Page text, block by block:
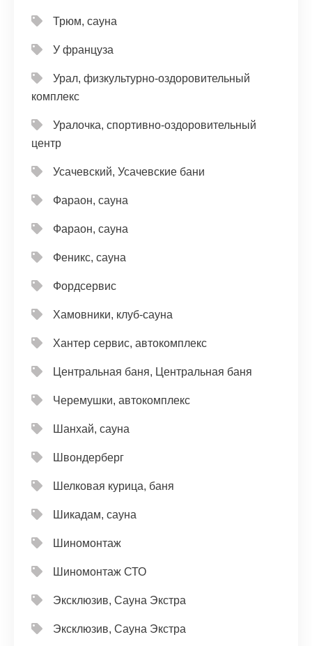
Трюм, сауна
У француза
Урал, физкультурно-оздоровительный
комплекс
Уралочка, спортивно-оздоровительный
центр
Усачевский, Усачевские бани
Фараон, сауна
Фараон, сауна
Феникс, сауна
Фордсервис
Хамовники, клуб-сауна
Хантер сервис, автокомплекс
Центральная баня, Центральная баня
Черемушки, автокомплекс
Шанхай, сауна
Швондерберг
Шелковая курица, баня
Шикадам, сауна
Шиномонтаж
Шиномонтаж СТО
Эксклюзив, Сауна Экстра
Эксклюзив, Сауна Экстра